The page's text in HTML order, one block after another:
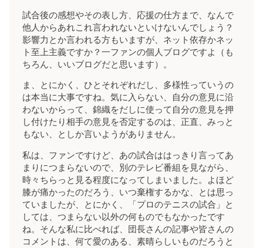
試合後の感想やその表し方、応援の仕方まで、なんで
他人からあれこれ言われないといけないんでしょう？
影響力とか言われる方もいますが、ネット依存かネッ
ト至上主義ですか？一ファンの個人ブログですよ（も
ちろん、いいブログだと思います）。
ま、とにかく、ひとそれぞれだし、多様性っていうの
は本当に大事ですね。気に入らない、自分の意見に沿
わないからって、錦織をだしに使って自分の意見を押
し付けたり相手の意見を否定するのは、正直、みっと
もない、としか言いようがありません。
私は、ファンですけど、あの試合ははっきり言ってあ
まりにつまらないので、別のテレビ番組を見ながら、
時々ちらっと見る程度になってしまいました。よほど
膝が痛かったのだろう、いつ棄権するかな、とは思っ
ていましたが、とにかく、「プロのテニスの試合」と
しては、つまらない以外の何ものでもなかったです
ね。そんな私に比べれば、団長さんの記事や皆さんの
コメントは、何て愛のある、素晴らしいものだろうと